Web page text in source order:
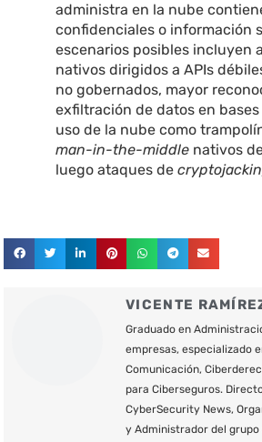
administra en la nube
confidenciales o información
escenarios posibles incluyen
nativos dirigidos a APIs
no gobernados, mayor
exfiltración de datos en
uso de la nube como
man-in-the-middle nativos
luego ataques de
VICENTE
Graduado en
empresas, especializado
Comunicación,
para Ciberseguros.
CyberSecurity News,
y Administrador del grupo